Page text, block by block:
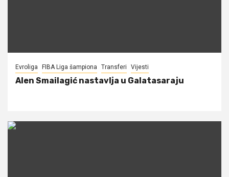
Evroliga FIBA Liga šampiona Transferi Vijesti
Alen Smailagić nastavlja u Galatasaraju